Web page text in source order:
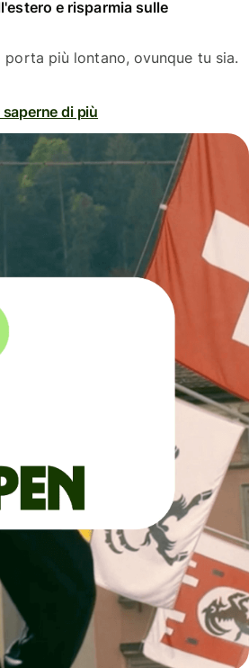
e risparmia sulle
più lontano, ovunque tu sia.
saperne di più